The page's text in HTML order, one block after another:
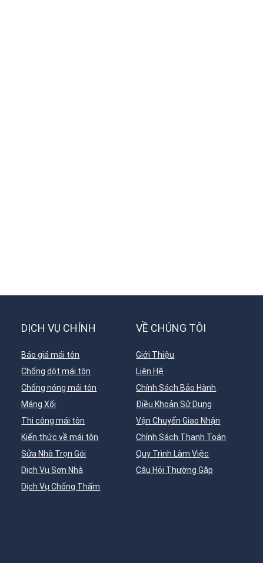
DỊCH VỤ CHÍNH
Báo giá mái tôn
Chống dột mái tôn
Chống nóng mái tôn
Máng Xối
Thi công mái tôn
Kiến thức về mái tôn
Sửa Nhà Trọn Gói
Dịch Vụ Sơn Nhà
Dịch Vụ Chống Thấm
VỀ CHÚNG TÔI
Giới Thiệu
Liên Hệ
Chính Sách Bảo Hành
Điều Khoản Sử Dụng
Vận Chuyển Giao Nhận
Chính Sách Thanh Toán
Quy Trình Làm Việc
Câu Hỏi Thường Gặp